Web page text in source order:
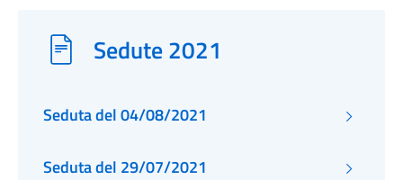
Sedute 2021
Seduta del 04/08/2021
Seduta del 29/07/2021